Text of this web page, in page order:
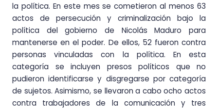
la política. En este mes se cometieron al menos 63
actos de persecución y criminalización bajo la
política del gobierno de Nicolás Maduro para
mantenerse en el poder. De ellos, 52 fueron contra
personas vinculadas con la política. En esta
categoría se incluyen presos políticos que no
pudieron identificarse y disgregarse por categoría
de sujetos. Asimismo, se llevaron a cabo ocho actos
contra trabajadores de la comunicación y tres